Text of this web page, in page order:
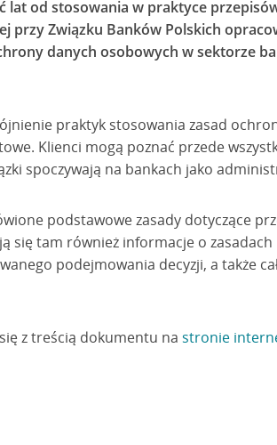
lat od stosowania w praktyce
przy Związku Banków Polskich
danych osobowych w sektorze
praktyk stosowania zasad
Klienci mogą poznać przede
spoczywają na bankach jako
podstawowe zasady dotyczące
się tam również informacje o
podejmowania decyzji, a także
z treścią dokumentu na stronie